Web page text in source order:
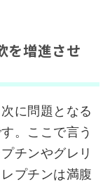
を増進させ
に問題となる
。ここで言う
チンやグレリ
プチンは満腹